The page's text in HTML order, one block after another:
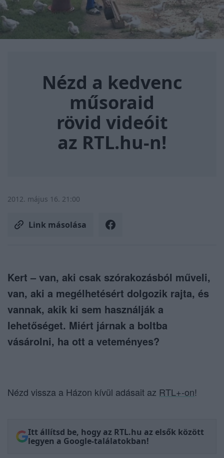
Nézd a kedvenc
műsoraid
rövid videóit
az RTL.hu-n!
2012. május 16. 21:00
Link másolása
Kert – van, aki csak szórakozásból műveli,
van, aki a megélhetésért dolgozik rajta, és
vannak, akik ki sem használják a
lehetőséget. Miért járnak a boltba
vásárolni, ha ott a veteményes?
Nézd vissza a Házon kívül adásait az RTL+-on!
Itt állítsd be, hogy az RTL.hu az elsők között
legyen a Google-találatokban!